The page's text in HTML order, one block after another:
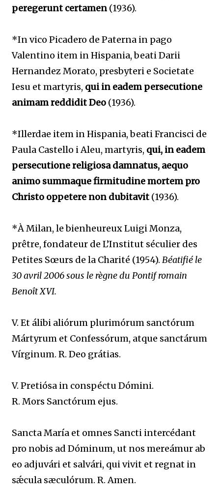
peregerunt certamen (1936).
*In vico Picadero de Paterna in pago
Valentino item in Hispania, beati Darii
Hernandez Morato, presbyteri e Societate
Iesu et martyris, qui in eadem persecutione
animam reddidit Deo (1936).
*Illerdae item in Hispania, beati Francisci de
Paula Castello i Aleu, martyris, qui, in eadem
persecutione religiosa damnatus, aequo
animo summaque firmitudine mortem pro
Christo oppetere non dubitavit (1936).
*À Milan, le bienheureux Luigi Monza,
prêtre, fondateur de L’Institut séculier des
Petites Sœurs de la Charité (1954). Béatifié le
30 avril 2006 sous le règne du Pontif romain
Benoît XVI.
V. Et álibi aliórum plurimórum sanctórum
Mártyrum et Confessórum, atque sanctárum
Vírginum. R. Deo grátias.
V. Pretiósa in conspéctu Dómini.
R. Mors Sanctórum ejus.
Sancta María et omnes Sancti intercédant
pro nobis ad Dóminum, ut nos mereámur ab
eo adjuvári et salvári, qui vivit et regnat in
sǽcula sæculórum. R. Amen.